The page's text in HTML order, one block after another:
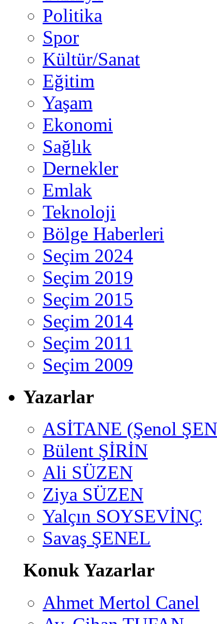
Politika
Spor
Kültür/Sanat
Eğitim
Yaşam
Ekonomi
Sağlık
Dernekler
Emlak
Teknoloji
Bölge Haberleri
Seçim 2024
Seçim 2019
Seçim 2015
Seçim 2014
Seçim 2011
Seçim 2009
Yazarlar
ASİTANE (Şenol
Bülent ŞİRİN
Ali SÜZEN
Ziya SÜZEN
Yalçın SOYSEVİNÇ
Savaş ŞENEL
Konuk Yazarlar
Ahmet Mertol Canel